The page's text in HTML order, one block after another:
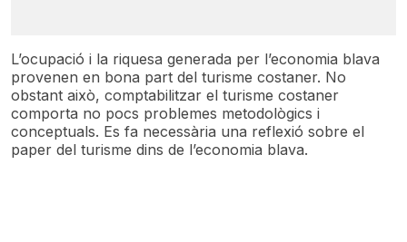
L’ocupació i la riquesa generada per l’economia blava
provenen en bona part del turisme costaner. No
obstant això, comptabilitzar el turisme costaner
comporta no pocs problemes metodològics i
conceptuals. Es fa necessària una reflexió sobre el
paper del turisme dins de l’economia blava.